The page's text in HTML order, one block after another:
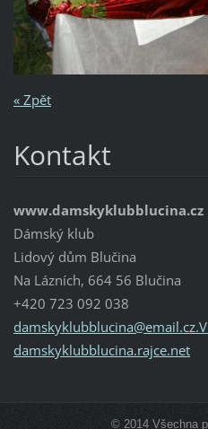
« Zpět
Kontakt
www.damskyklubblucina.cz
Dámský klub
Lidový dům Blučina
Na Lázních, 664 56 Blučina
+420 723 092 038
damskyklubblucina.rajce.net
© 2014 Všechna